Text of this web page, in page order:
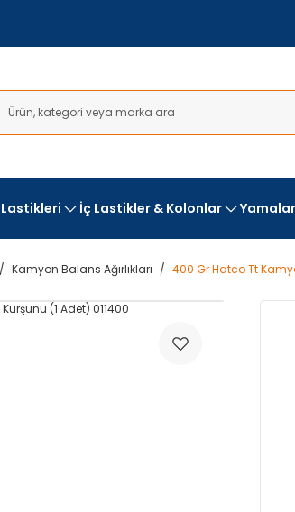
İç Lastikler & Kolonlar Yamalar
Kamyon Balans Ağırlıkları 400 Gr Hatco Tt